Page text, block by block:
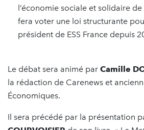
l’économie sociale et solidaire
fera voter une loi structurante
président de ESS France depuis
Le débat sera animé par Camille
la rédaction de Carenews et
Économiques.
Il sera précédé par la présentation